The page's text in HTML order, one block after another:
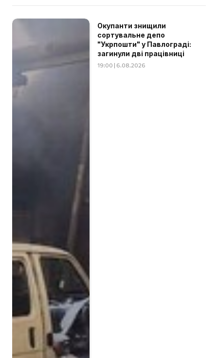
Окупанти знищили
сортувальне депо
"Укрпошти" у Павлограді:
загинули дві працівниці
19:00 | 6.08.2026